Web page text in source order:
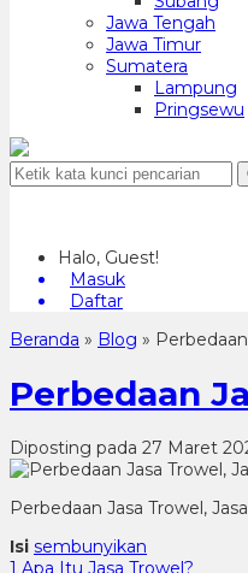
Jawa Tengah
Jawa Timur
Sumatera
Lampung
Pringsewu
Halo, Guest!
Masuk
Daftar
Beranda » Blog »
Perbedaan
Diposting pada 27 Maret
Perbedaan Jasa Trowel,
Isi sembunyikan
1 Apa Itu Jasa Trowel?